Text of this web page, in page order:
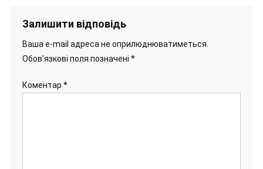
Залишити відповідь
Ваша e-mail адреса не оприлюднюватиметься.
Обов’язкові поля позначені *
Коментар *